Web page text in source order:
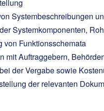
Systembeschreibungen
Systemkomponenten,
von Funktionsschemata
mit Auftraggebern,
der Vergabe sowie
der relevanten